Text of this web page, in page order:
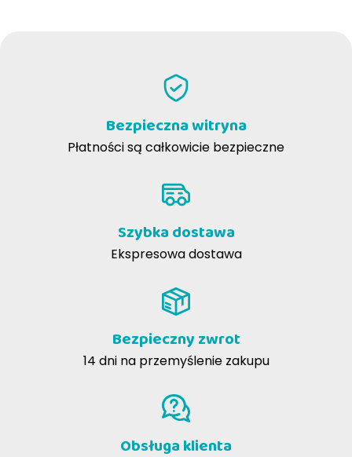
Bezpieczna witryna
Płatności są całkowicie bezpieczne
Szybka dostawa
Ekspresowa dostawa
Bezpieczny zwrot
14 dni na przemyślenie zakupu
Obsługa klienta